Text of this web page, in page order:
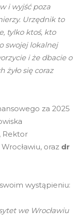
i wyjść poza
Urzędnik to
tylko ktoś, kto
swojej lokalnej
i że dbacie o
żyło się coraz
za 2025
, Rektor
oraz dr
wystąpieniu:
we Wrocławiu